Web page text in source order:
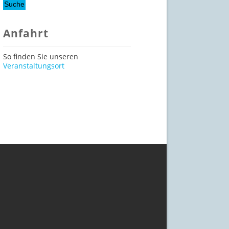
Anfahrt
So finden Sie unseren
Veranstaltungsort